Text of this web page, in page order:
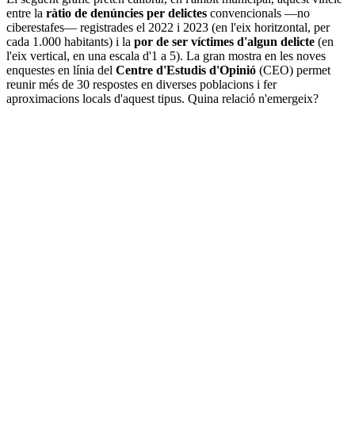
entre la ràtio de denúncies per delictes convencionals —no
ciberestafes— registrades el 2022 i 2023 (en l'eix horitzontal, per
cada 1.000 habitants) i la por de ser víctimes d'algun delicte (en
l'eix vertical, en una escala d'1 a 5). La gran mostra en les noves
enquestes en línia del Centre d'Estudis d'Opinió (CEO) permet
reunir més de 30 respostes en diverses poblacions i fer
aproximacions locals d'aquest tipus. Quina relació n'emergeix?